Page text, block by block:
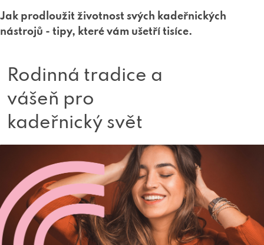
Jak prodloužit životnost svých kadeřnických
nástrojů - tipy, které vám ušetří tisíce.
Rodinná tradice a
vášeň pro
kadeřnický svět